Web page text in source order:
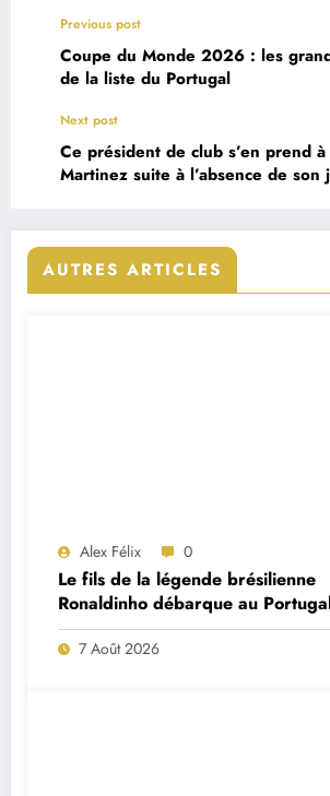
Previous post
Coupe du Monde 2026 : les
de la liste du Portugal
Next post
Ce président de club s’en prend
Martinez suite à l’absence de son
AUTRES ARTICLES
Alex Félix 0
Le fils de la légende brésilienne
Ronaldinho débarque au
7 Août 2026